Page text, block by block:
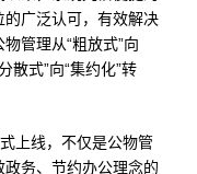
广泛认可，有效解决
管理从“粗放式”向
散式”向“集约化”转
上线，不仅是公物管
务、节约办公理念的